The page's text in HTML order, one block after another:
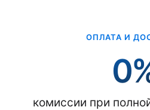
ОПЛАТА И
комиссии при